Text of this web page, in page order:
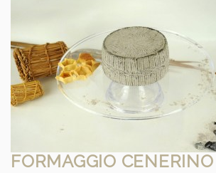
FORMAGGIO CENERINO